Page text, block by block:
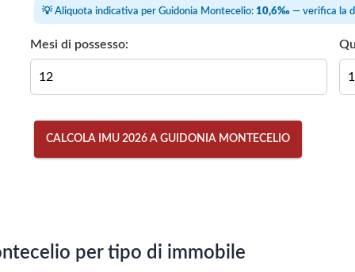
💡 Aliquota indicativa per Guidonia Montecelio: 10,6‰ — verifica la
Mesi di possesso:
CALCOLA IMU 2026 A GUIDONIA MONTECELIO
per tipo di immobile